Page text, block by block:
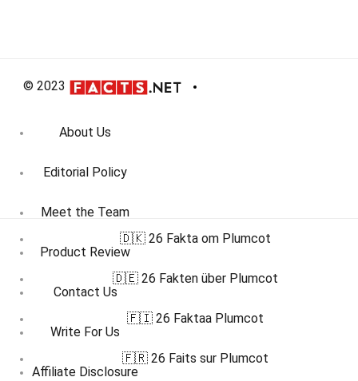
© 2023
About Us
Editorial Policy
Meet the Team
Product Review
Contact Us
Write For Us
Affiliate Disclosure
🇩🇰 26 Fakta om Plumcot
🇩🇪 26 Fakten über Plumcot
🇫🇮 26 Faktaa Plumcot
🇫🇷 26 Faits sur Plumcot